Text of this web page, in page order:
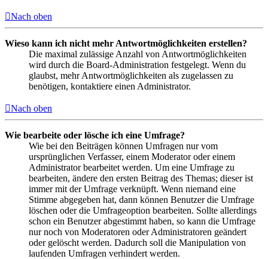
Nach oben
Wieso kann ich nicht mehr Antwortmöglichkeiten erstellen?
Die maximal zulässige Anzahl von Antwortmöglichkeiten
wird durch die Board-Administration festgelegt. Wenn du
glaubst, mehr Antwortmöglichkeiten als zugelassen zu
benötigen, kontaktiere einen Administrator.
Nach oben
Wie bearbeite oder lösche ich eine Umfrage?
Wie bei den Beiträgen können Umfragen nur vom
ursprünglichen Verfasser, einem Moderator oder einem
Administrator bearbeitet werden. Um eine Umfrage zu
bearbeiten, ändere den ersten Beitrag des Themas; dieser ist
immer mit der Umfrage verknüpft. Wenn niemand eine
Stimme abgegeben hat, dann können Benutzer die Umfrage
löschen oder die Umfrageoption bearbeiten. Sollte allerdings
schon ein Benutzer abgestimmt haben, so kann die Umfrage
nur noch von Moderatoren oder Administratoren geändert
oder gelöscht werden. Dadurch soll die Manipulation von
laufenden Umfragen verhindert werden.